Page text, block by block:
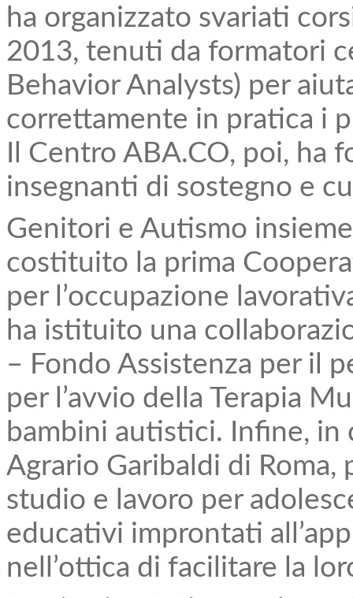
ha organizzato svariati
2013, tenuti da formatori
Behavior Analysts) per
correttamente in pratica i
Il Centro ABA.CO, poi,
insegnanti di sostegno e
Genitori e Autismo
costituito la prima
per l’occupazione
ha istituito una
– Fondo Assistenza per il
per l’avvio della Terapia
bambini autistici. Infine, in
Agrario Garibaldi di
studio e lavoro per
educativi improntati
nell’ottica di facilitare la